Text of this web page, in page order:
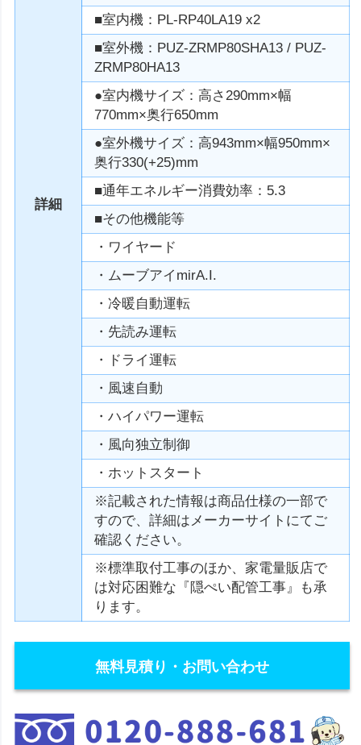
詳細
■室内機：PL-RP40LA19 x2
■室外機：PUZ-ZRMP80SHA13 / PUZ-
ZRMP80HA13
●室内機サイズ：高さ290mm×幅
770mm×奥行650mm
●室外機サイズ：高943mm×幅950mm×
奥行330(+25)mm
■通年エネルギー消費効率：5.3
■その他機能等
・ワイヤード
・ムーブアイmirA.I.
・冷暖自動運転
・先読み運転
・ドライ運転
・風速自動
・ハイパワー運転
・風向独立制御
・ホットスタート
※記載された情報は商品仕様の一部で
すので、詳細はメーカーサイトにてご
確認ください。
※標準取付工事のほか、家電量販店で
は対応困難な『隠ぺい配管工事』も承
ります。
無料見積り・お問い合わせ